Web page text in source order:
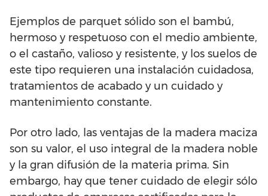
Ejemplos de parquet sólido son el bambú,
hermoso y respetuoso con el medio ambiente,
o el castaño, valioso y resistente, y los suelos de
este tipo requieren una instalación cuidadosa,
tratamientos de acabado y un cuidado y
mantenimiento constante.
Por otro lado, las ventajas de la madera maciza
son su valor, el uso integral de la madera noble
y la gran difusión de la materia prima. Sin
embargo, hay que tener cuidado de elegir sólo